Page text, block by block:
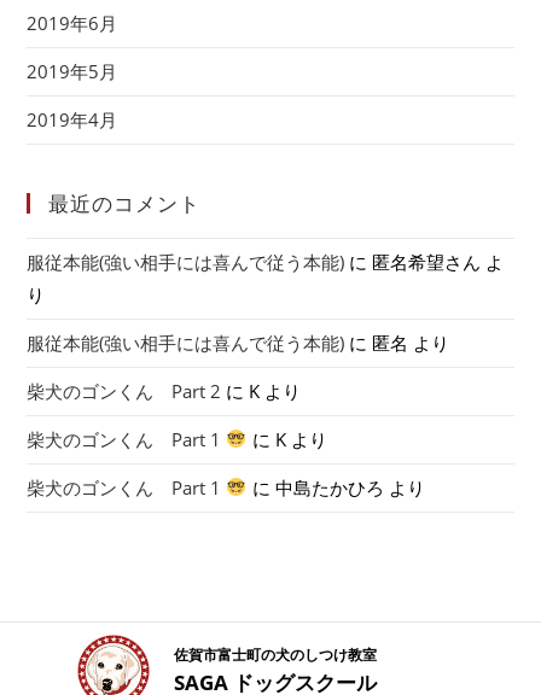
2019年6月
2019年5月
2019年4月
最近のコメント
服従本能(強い相手には喜んで従う本能) に 匿名希望さん よ
り
服従本能(強い相手には喜んで従う本能) に 匿名 より
柴犬のゴンくん Part 2 に K より
柴犬のゴンくん Part 1
に Kより
柴犬のゴンくん Part 1
に 中島たかひろ より
佐賀市富士町の犬のしつけ教室
SAGA ドッグスクール